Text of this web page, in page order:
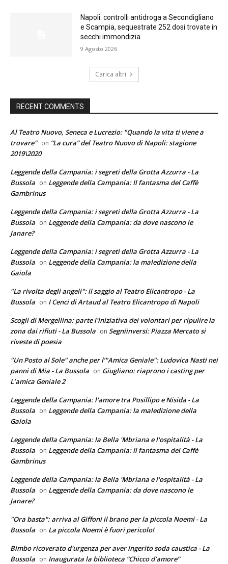
Napoli: controlli antidroga a Secondigliano
e Scampia, sequestrate 252 dosi trovate in
secchi immondizia
9 Agosto 2026
Carica altri
RECENT COMMENTS
Al Teatro Nuovo, Seneca e Lucrezio: "Quando la vita ti viene a
trovare" on “La cura” del Teatro Nuovo di Napoli: stagione
2019\2020
Leggende della Campania: i segreti della Grotta Azzurra - La
Bussola on Leggende della Campania: Il fantasma del Caffè
Gambrinus
Leggende della Campania: i segreti della Grotta Azzurra - La
Bussola on Leggende della Campania: da dove nascono le
Janare?
Leggende della Campania: i segreti della Grotta Azzurra - La
Bussola on Leggende della Campania: la maledizione della
Gaiola
"La rivolta degli angeli": il saggio al Teatro Elicantropo - La
Bussola on I Cenci di Artaud al Teatro Elicantropo di Napoli
Scogli di Mergellina: parte l'iniziativa dei volontari per ripulire la
zona dai rifiuti - La Bussola on Segniinversi: Piazza Mercato si
riveste di poesia
"Un Posto al Sole" anche per l’"Amica Geniale": Ludovica Nasti nei
panni di Mia - La Bussola on Giugliano: riaprono i casting per
L’amica Geniale 2
Leggende della Campania: l'amore tra Posillipo e Nisida - La
Bussola on Leggende della Campania: la maledizione della
Gaiola
Leggende della Campania: la Bella 'Mbriana e l'ospitalità - La
Bussola on Leggende della Campania: Il fantasma del Caffè
Gambrinus
Leggende della Campania: la Bella 'Mbriana e l'ospitalità - La
Bussola on Leggende della Campania: da dove nascono le
Janare?
"Ora basta": arriva al Giffoni il brano per la piccola Noemi - La
Bussola on La piccola Noemi è fuori pericolo!
Bimbo ricoverato d'urgenza per aver ingerito soda caustica - La
Bussola on Inaugurata la biblioteca “Chicco d’amore”